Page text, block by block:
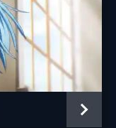
千葉繁
安藤真裕
新井伸浩
荒川弘